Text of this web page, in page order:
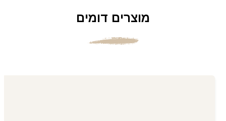
מוצרים דומים